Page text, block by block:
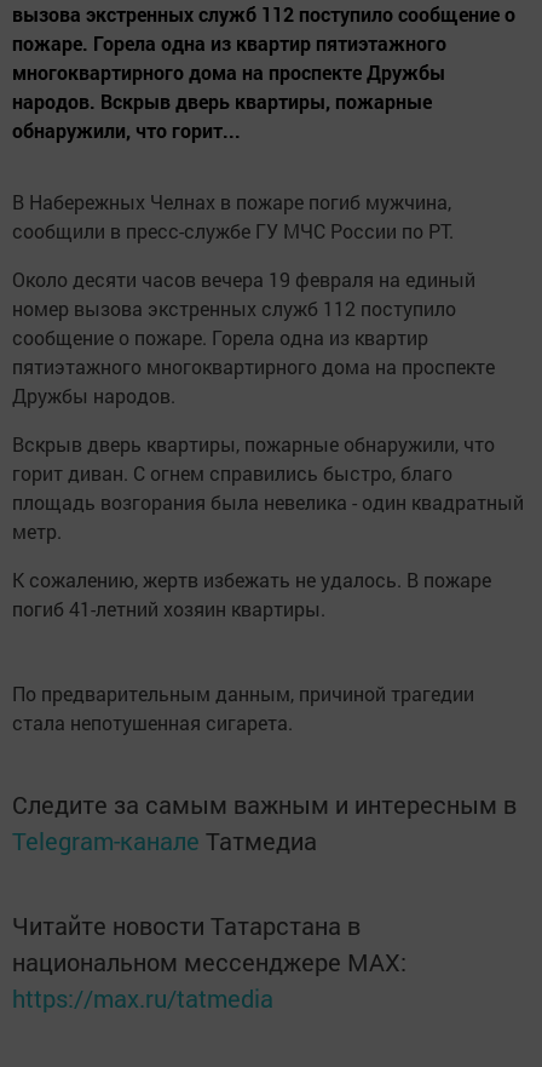
вызова экстренных служб 112 поступило сообщение о
пожаре. Горела одна из квартир пятиэтажного
многоквартирного дома на проспекте Дружбы
народов. Вскрыв дверь квартиры, пожарные
обнаружили, что горит...
В Набережных Челнах в пожаре погиб мужчина,
сообщили в пресс-службе ГУ МЧС России по РТ.
Около десяти часов вечера 19 февраля на единый
номер вызова экстренных служб 112 поступило
сообщение о пожаре. Горела одна из квартир
пятиэтажного многоквартирного дома на проспекте
Дружбы народов.
Вскрыв дверь квартиры, пожарные обнаружили, что
горит диван. С огнем справились быстро, благо
площадь возгорания была невелика - один квадратный
метр.
К сожалению, жертв избежать не удалось. В пожаре
погиб 41-летний хозяин квартиры.
По предварительным данным, причиной трагедии
стала непотушенная сигарета.
Следите за самым важным и интересным в
Telegram-канале Татмедиа
Читайте новости Татарстана в
национальном мессенджере MАХ:
https://max.ru/tatmedia